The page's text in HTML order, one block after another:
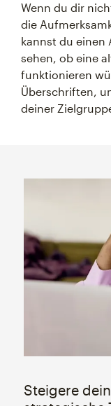
Wenn du dir
die
kannst du einen
sehen, ob eine
funktionieren
Überschriften,
deiner
Steigere